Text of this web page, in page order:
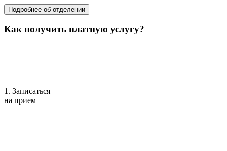
Подробнее об отделении
Как получить платную услугу?
1. Записаться
на прием